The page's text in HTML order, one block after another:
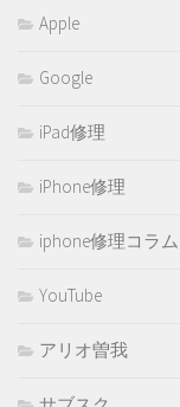
Apple
Google
iPad修理
iPhone修理
iphone修理コラム
YouTube
アリオ曽我